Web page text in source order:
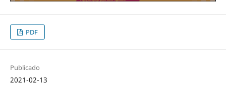
PDF
Publicado
2021-02-13